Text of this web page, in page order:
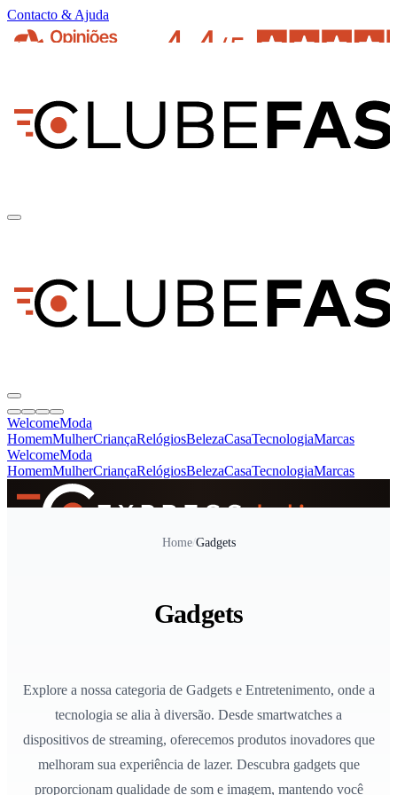
Contacto & Ajuda
WelcomeModa
HomemMulherCriançaRelógiosBelezaCasaTecnologiaMarcas
WelcomeModa
HomemMulherCriançaRelógiosBelezaCasaTecnologiaMarcas
Home/Gadgets
Gadgets
Explore a nossa categoria de Gadgets e Entretenimento, onde a
tecnologia se alia à diversão. Desde smartwatches a
dispositivos de streaming, oferecemos produtos inovadores que
melhoram sua experiência de lazer. Descubra gadgets que
proporcionam qualidade de som e imagem, mantendo você